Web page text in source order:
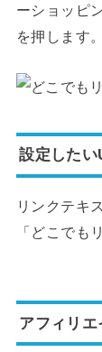
ーショッピ
を押します。
設定したい
リンクテキ
「どこでも
アフィリ